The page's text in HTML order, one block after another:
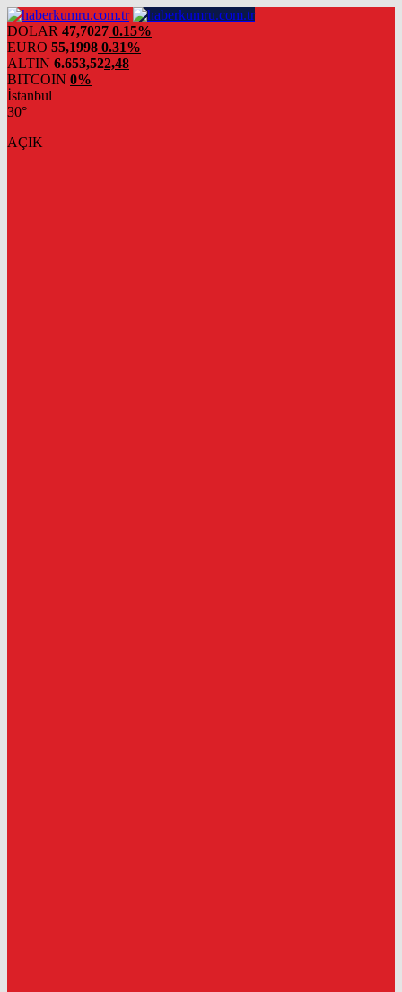
DOLAR 47,7027 0.15%
EURO 55,1998 0.31%
ALTIN 6.653,522,48
BITCOIN 0%
İstanbul
30°
AÇIK